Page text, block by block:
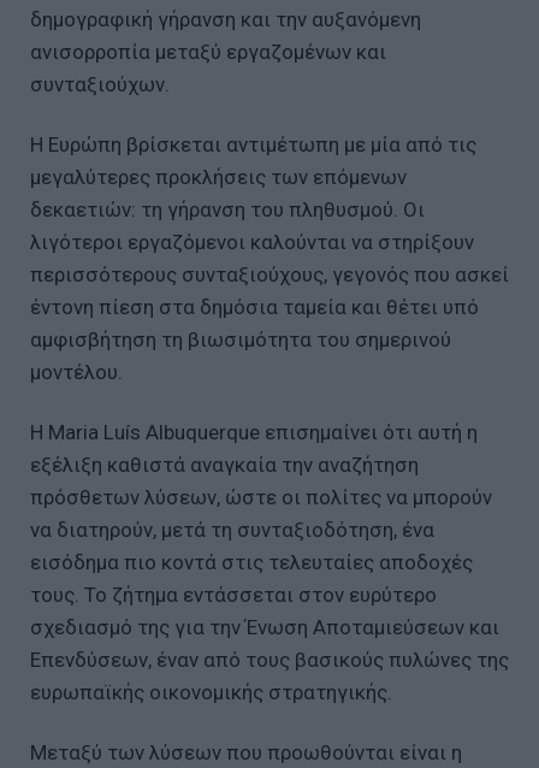
δημογραφική γήρανση και την αυξανόμενη
ανισορροπία μεταξύ εργαζομένων και
συνταξιούχων.
Η Ευρώπη βρίσκεται αντιμέτωπη με μία από τις
μεγαλύτερες προκλήσεις των επόμενων
δεκαετιών: τη γήρανση του πληθυσμού. Οι
λιγότεροι εργαζόμενοι καλούνται να στηρίξουν
περισσότερους συνταξιούχους, γεγονός που ασκεί
έντονη πίεση στα δημόσια ταμεία και θέτει υπό
αμφισβήτηση τη βιωσιμότητα του σημερινού
μοντέλου.
Η Maria Luís Albuquerque επισημαίνει ότι αυτή η
εξέλιξη καθιστά αναγκαία την αναζήτηση
πρόσθετων λύσεων, ώστε οι πολίτες να μπορούν
να διατηρούν, μετά τη συνταξιοδότηση, ένα
εισόδημα πιο κοντά στις τελευταίες αποδοχές
τους. Το ζήτημα εντάσσεται στον ευρύτερο
σχεδιασμό της για την Ένωση Αποταμιεύσεων και
Επενδύσεων, έναν από τους βασικούς πυλώνες της
ευρωπαϊκής οικονομικής στρατηγικής.
Μεταξύ των λύσεων που προωθούνται είναι η